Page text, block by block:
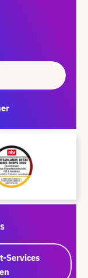
Services